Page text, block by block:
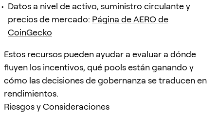
Datos a nivel de activo, suministro circulante y
precios de mercado: Página de AERO de
CoinGecko
Estos recursos pueden ayudar a evaluar a dónde
fluyen los incentivos, qué pools están ganando y
cómo las decisiones de gobernanza se traducen en
rendimientos.
Riesgos y Consideraciones